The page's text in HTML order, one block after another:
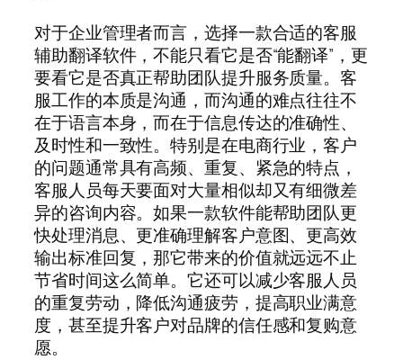
对于企业管理者而言，选择一款合适的客服
辅助翻译软件，不能只看它是否“能翻译”，更
要看它是否真正帮助团队提升服务质量。客
服工作的本质是沟通，而沟通的难点往往不
在于语言本身，而在于信息传达的准确性、
及时性和一致性。特别是在电商行业，客户
的问题通常具有高频、重复、紧急的特点，
客服人员每天要面对大量相似却又有细微差
异的咨询内容。如果一款软件能帮助团队更
快处理消息、更准确理解客户意图、更高效
输出标准回复，那它带来的价值就远远不止
节省时间这么简单。它还可以减少客服人员
的重复劳动，降低沟通疲劳，提高职业满意
度，甚至提升客户对品牌的信任感和复购意
愿。